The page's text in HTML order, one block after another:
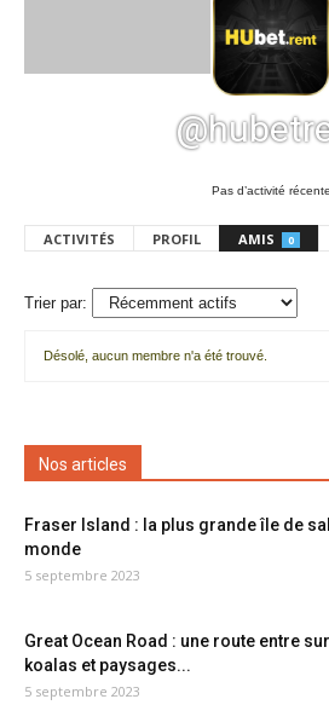
Pas d’activité récente
ACTIVITÉS PROFIL AMIS 0
Trier par:
amis
Désolé, aucun membre n'a été trouvé.
Nos articles
Fraser Island : la plus grande île de
monde
5 septembre 2023
Great Ocean Road : une route entre
koalas et paysages...
5 septembre 2023